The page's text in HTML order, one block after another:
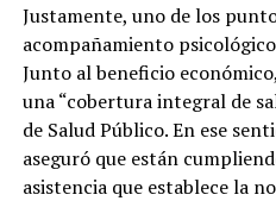
Justamente, uno de los
acompañamiento
Junto al beneficio
una “cobertura integral de
de Salud Público. En ese
aseguró que están
asistencia que establece la